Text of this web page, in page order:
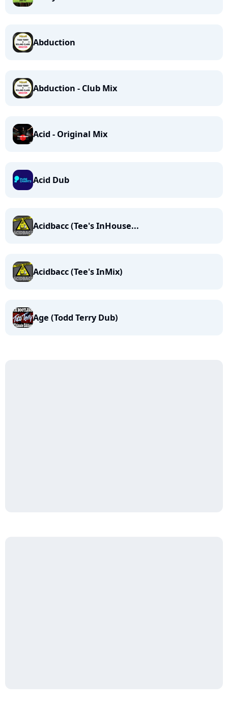
Abduction
Abduction - Club Mix
Acid - Original Mix
Acid Dub
Acidbacc (Tee's InHouse...
Acidbacc (Tee's InMix)
Age (Todd Terry Dub)